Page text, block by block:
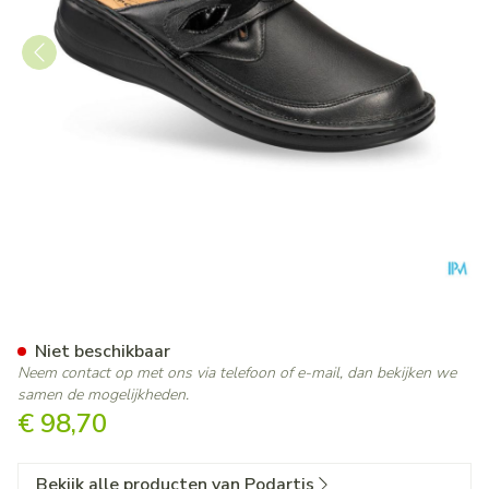
€ 98,70
Niet beschikbaar
Neem contact op met ons via telefoon of e-mail, dan bekijken we
samen de mogelijkheden.